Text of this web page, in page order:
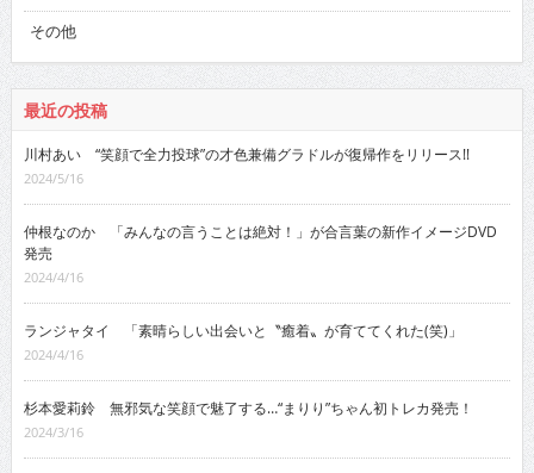
その他
最近の投稿
川村あい “笑顔で全力投球”の才色兼備グラドルが復帰作をリリース!!
2024/5/16
仲根なのか 「みんなの言うことは絶対！」が合言葉の新作イメージDVD
発売
2024/4/16
ランジャタイ 「素晴らしい出会いと〝癒着〟が育ててくれた(笑)」
2024/4/16
杉本愛莉鈴 無邪気な笑顔で魅了する…“まりり”ちゃん初トレカ発売！
2024/3/16